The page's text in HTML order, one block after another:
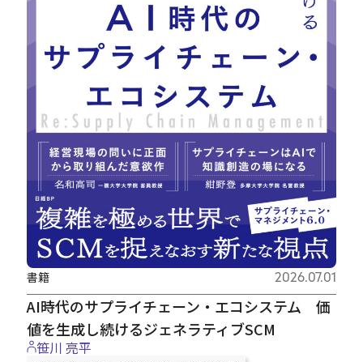
AI時代のサプライチェーン・エコシステム 価
値を生成し続けるジェネラティブSCM
書籍 2026.07.01
笹川 亮平